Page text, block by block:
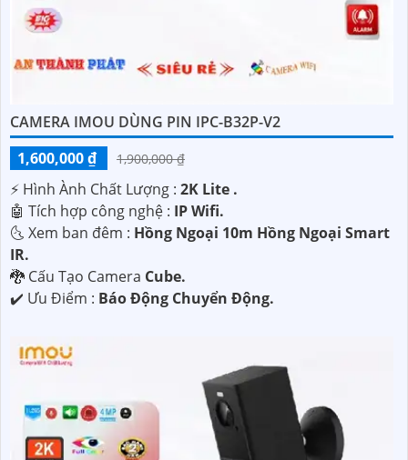
CAMERA IMOU DÙNG PIN IPC-B32P-V2
1,600,000 ₫
1,900,000 ₫
️⚡ Hình Ành Chất Lượng : 2K Lite .
🤖️ Tích hợp công nghệ : IP Wifi.
🌜 Xem ban đêm : Hồng Ngoại 10m Hồng Ngoại Smart
IR.
🐉️ Cấu Tạo Camera Cube.
️✔️ Ưu Điểm : Báo Động Chuyển Động.